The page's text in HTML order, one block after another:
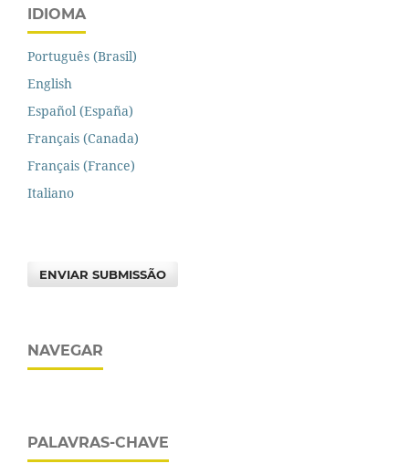
IDIOMA
Português (Brasil)
English
Español (España)
Français (Canada)
Français (France)
Italiano
ENVIAR SUBMISSÃO
NAVEGAR
PALAVRAS-CHAVE